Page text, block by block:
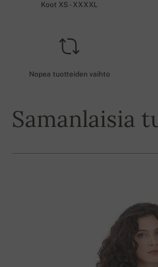
Koot XS - XXXXL
Nopea tuotteiden vaihto
Samanlaisia